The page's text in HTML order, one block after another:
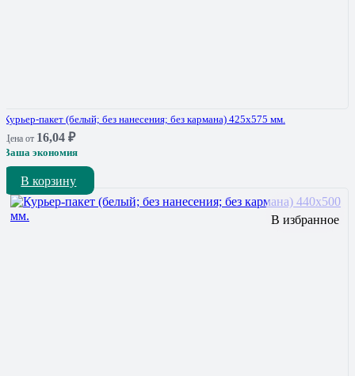
Курьер-пакет (белый; без нанесения; без кармана) 425х575 мм.
Цена от 16,04 ₽
Ваша экономия
В корзину
В избранное